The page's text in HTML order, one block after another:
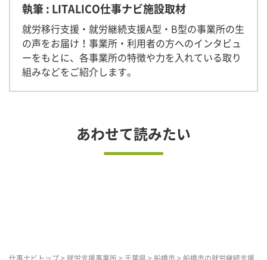
執筆 : LITALICO仕事ナビ施設取材
就労移行支援・就労継続支援A型・B型の事業所の生
の声をお届け！事業所・利用者の方へのインタビュ
ーをもとに、各事業所の特徴や力を入れている取り
組みなどをご紹介します。
あわせて読みたい